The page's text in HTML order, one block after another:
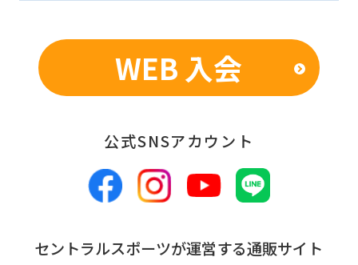
WEB 入会
公式SNSアカウント
セントラルスポーツが運営する通販サイト